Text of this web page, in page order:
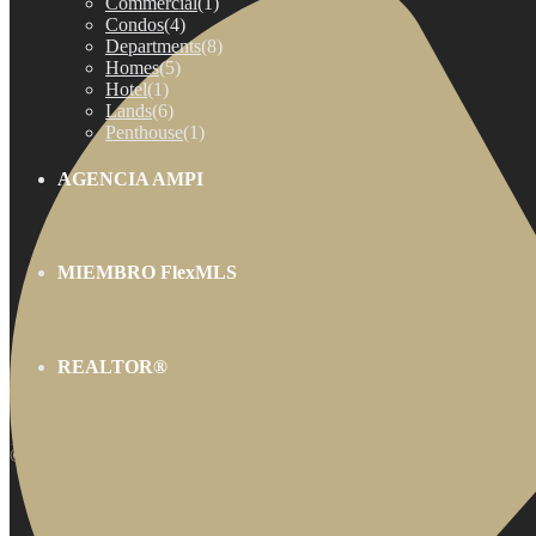
Condos(4)
Departments(8)
Homes(5)
Hotel(1)
Lands(6)
Penthouse(1)
AGENCIA AMPI
MIEMBRO FlexMLS
REALTOR®
© 2025 | CENTURY 21 Riviera Realty. Todos los derechos